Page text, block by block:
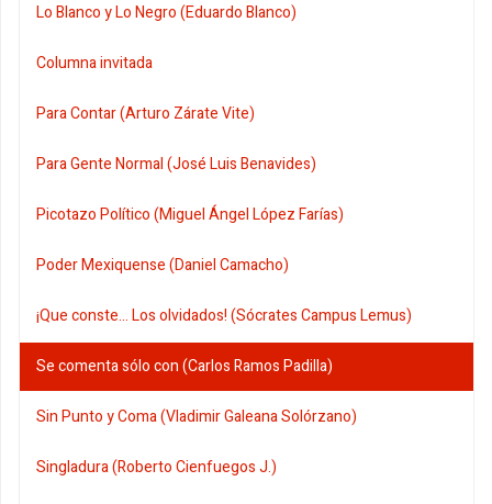
Lo Blanco y Lo Negro (Eduardo Blanco)
Columna invitada
Para Contar (Arturo Zárate Vite)
Para Gente Normal (José Luis Benavides)
Picotazo Político (Miguel Ángel López Farías)
Poder Mexiquense (Daniel Camacho)
¡Que conste... Los olvidados! (Sócrates Campus Lemus)
Se comenta sólo con (Carlos Ramos Padilla)
Sin Punto y Coma (Vladimir Galeana Solórzano)
Singladura (Roberto Cienfuegos J.)